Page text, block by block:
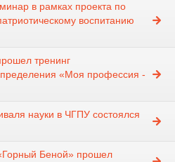
в рамках проекта по
воспитанию
тренинг
«Моя профессия -
науки в ЧГПУ состоялся
Беной» прошел